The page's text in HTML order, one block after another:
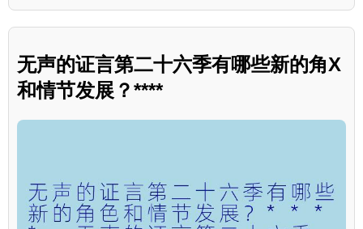
无声的证言第二十六季有哪些新的角X
和情节发展？****